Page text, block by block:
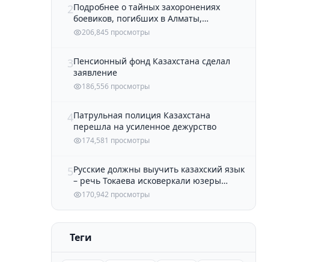
2Подробнее о тайных захоронениях
боевиков, погибших в Алматы,
рассказали в полиции
206,845 просмотры
3Пенсионный фонд Казахстана сделал
заявление
186,556 просмотры
4Патрульная полиция Казахстана
перешла на усиленное дежурство
174,581 просмотры
5Русские должны выучить казахский язык
– речь Токаева исковеркали юзеры
Казнета
170,942 просмотры
Теги